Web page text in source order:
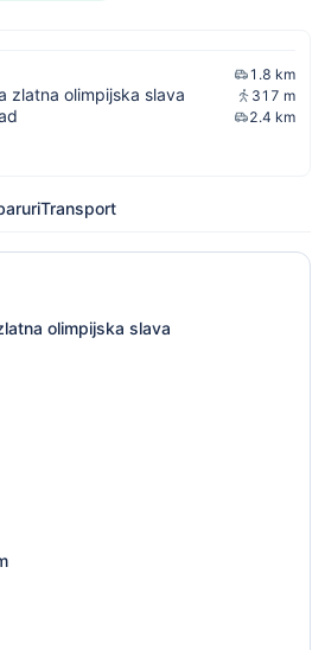
1.8 km
zlatna olimpijska slava 317 m
2.4 km
Transport
olimpijska slava